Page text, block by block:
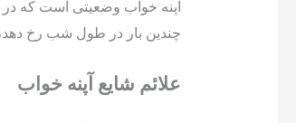
آپنه خواب وضعیتی است که
چندین بار در طول شب رخ
علائم شایع آپنه خواب